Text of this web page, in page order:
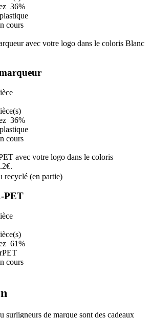
36%
cours
36%
cours
recyclé (en partie)
PET
61%
cours
surligneurs de marque sont des cadeaux